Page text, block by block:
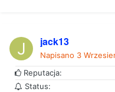
jack13
Napisano 3
Reputacja:
Status: